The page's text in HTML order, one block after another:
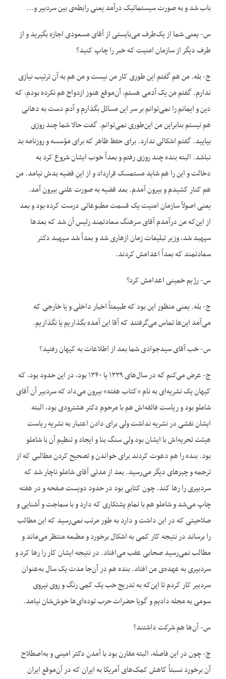
باب شد و به صورت سیستماتیک درآمد یعنی رابطه‌ی بین سردبیر و…
س- یعنی شما از یک‌طرف می‌بایستی از آقای مسعودی اجازه بگیرید و از
طرف دیگر از سازمان امنیت که خبر را چاپ کنید؟
ج- بله. من هم گفتم این طوری کار من نیست و من هم به آن ترتیب نیازی
ندارم. گفتم من یک آدمی هستم، آن‌موقع هنوز ازدواج هم نکرده بودم، که
دین و ایمانم را نمی‌توانم بر سر این مسائل بگذارم و آدم دست به دهانی
هم نیستم بنابراین من این‌طوری نمی‌توانم. گفت حالا شما چند روزی
بیایید. گفتم اشکالی ندارد. برای حفظ ظاهر که برای مؤسسه و روزنامه بد
نباشد. البته بنده چند روزی رفتم و بعداً خوب ایشان شروع کرد به
دخالت و این را هم شاید مستمسک قرارداد و از این قضیه بدش نیامد. من
هم کنار کشیدم و بیرون آمدم. بعد قضیه به صورت علنی بیرون آمد.
یعنی اصولاً سازمان امنیت یک قسمت مطبوعاتی درست کرده بود و بعد
از این‌که من درآمدم آقای سرهنگ سعادتمند رئیس آن شد که بعدها
سپهبد شد، وزیر تبلیغات زمان ازهاری شد و بعداً شد سپهبد دکتر
سعادتمند که بعداً اعدامش کردند.
س- رژیم خمینی اعدامش کرد؟
ج- بله. یعنی منظور این بود که طبیعتاً اخبار داخلی و یا خارجی که
می‌آمد این‌ها تماس می‌گرفتند که آقا این آمده بگذاریم یا نگذاریم.
س- خب آقای سیدجوادی شما بعد از اطلاعات به کیهان رفتید؟
ج- عرض می‌کنم که در سال‌های ۱۳۳۹ یا ۱۳۴۰ بود، در این حدود بود، که
کیهان یک نشریه‌ای به نام «کتاب هفته» بیرون می‌داد که سردبیر آن آقای
شاملو بود و ریاست فائقه‌اش هم با مرحوم دکتر هشترودی بود، البته
ایشان نقشی در نشریه نداشت ولی برای دادن اعتبار به نشریه ریاست
هیئت تحریه‌اش با ایشان بود ولی سنگ بنا و ایجاد و تنظیم آن با شاملو
بود. بنده را هم دعوت کردند برای خواندن و تصحیح کردن مطالبی که از
ترجمه و چیزهای دیگر می‌رسید. بعد از مدتی آقای شاملو ناچار شد که
سردبیری را رها کند. چون کتابی بود در حدود دویست صفحه و در هفته
چاپ می‌شد و شاملو هم با تمام پشتکاری که دارد و با سماجت و آشنایی و
صلاحیتی که در این داشت و دارد به طور مرتب نمی‌رسید که این مطالب
را برساند در نتیجه کار کمی به اشکال برخورد و مطبعه منتظر می‌ماند و
مطالب نمی‌رسید صحابی عقب می‌افتاد. در نتیجه ایشان کار را رها کرد و
سردبیری به عهده‌ی من افتاد. بنده هم در آن‌جا مدت یک سال به‌عنوان
سردبیر کار کردم تا این‌که به تدریج خب یک کمی رنگ و روی نیروی
سومی به مجله دادیم و گویا حضرات حزب توده‌ای‌ها خوش‌شان نیامد.
س- آن‌ها هم شرکت داشتند؟
ج- چون در این فاصله، البته مقارن بود با آمدن دکتر امینی و به‌اصطلاح
آن برخورد نسبتاً کاهش کمک‌های آمریکا به ایران که در آن‌موقع ایران